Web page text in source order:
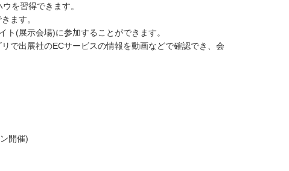
を習得できます。
ます。
(展示会場)に参加することができます。
で出展社のECサービスの情報を動画などで確認でき、会
開催)